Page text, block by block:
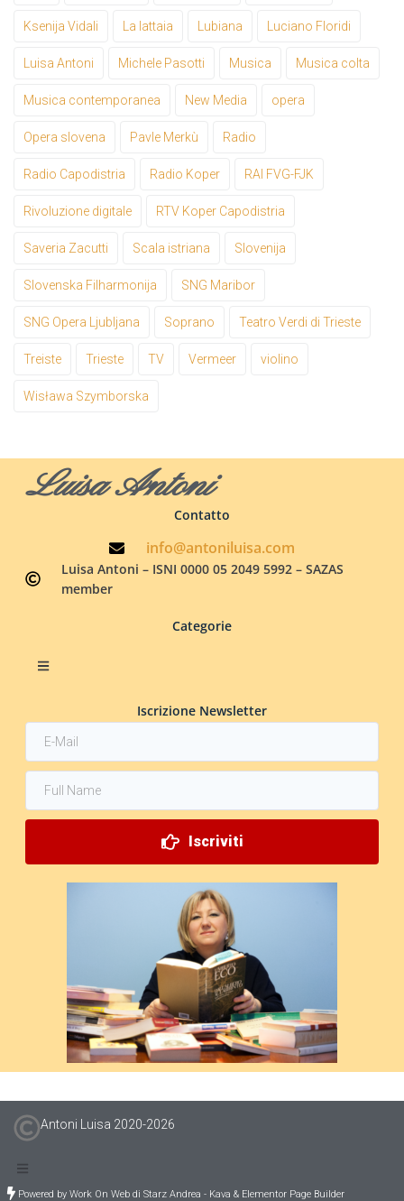
Ksenija Vidali La lattaia Lubiana Luciano Floridi
Luisa Antoni Michele Pasotti Musica Musica colta
Musica contemporanea New Media opera
Opera slovena Pavle Merkù Radio
Radio Capodistria Radio Koper RAI FVG-FJK
Rivoluzione digitale RTV Koper Capodistria
Saveria Zacutti Scala istriana Slovenija
Slovenska Filharmonija SNG Maribor
SNG Opera Ljubljana Soprano Teatro Verdi di Trieste
Treiste Trieste TV Vermeer violino
Wisława Szymborska
Luisa Antoni
Contatto
info@antoniluisa.com
Luisa Antoni – ISNI 0000 05 2049 5992 – SAZAS
member
Categorie
Iscrizione Newsletter
Iscriviti
Antoni Luisa 2020-2026
Powered by Work On Web di Starz Andrea - Kava & Elementor Page Builder